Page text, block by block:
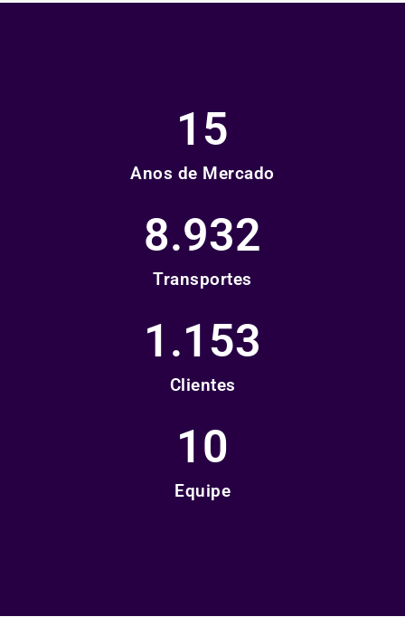
Anos de Mercado
15
Transportes
8.932
Clientes
1.153
Equipe
10